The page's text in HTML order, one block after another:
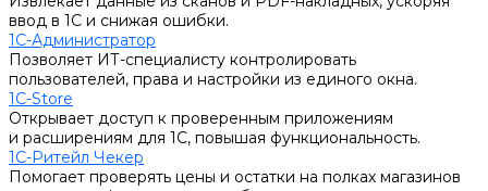
ввод в 1С и снижая ошибки.
1С-Администратор
Позволяет ИТ-специалисту контролировать
пользователей, права и настройки из единого окна.
1С-Store
Открывает доступ к проверенным приложениям
и расширениям для 1С, повышая функциональность.
1С-Ритейл Чекер
Помогает проверять цены и остатки на полках магазинов